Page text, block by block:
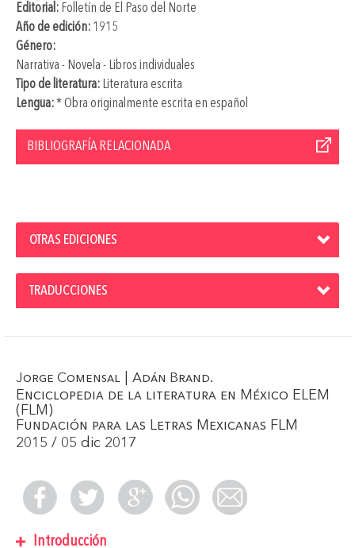
Editorial: Folletín de El Paso del Norte
Año de edición: 1915
Género:
Narrativa - Novela - Libros individuales
Tipo de literatura: Literatura escrita
Lengua:* Obra originalmente escrita en español
BIBLIOGRAFÍA RELACIONADA
OTRAS EDICIONES
TRADUCCIONES
Jorge Comensal Adán Brand.
Enciclopedia de la literatura en México ELEM
(FLM)
Fundación para las Letras Mexicanas FLM
2015 / 05 dic 2017
Introducción